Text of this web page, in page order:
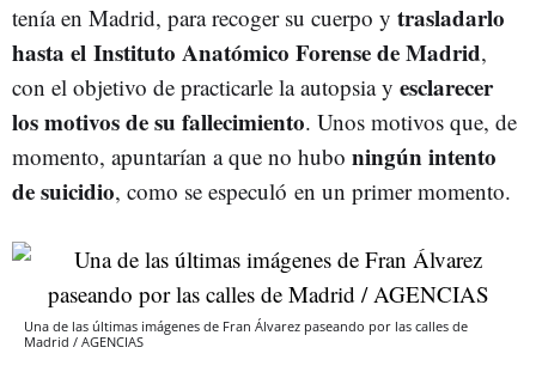
tenía en Madrid, para recoger su cuerpo y trasladarlo
hasta el Instituto Anatómico Forense de Madrid,
con el objetivo de practicarle la autopsia y esclarecer
los motivos de su fallecimiento. Unos motivos que, de
momento, apuntarían a que no hubo ningún intento
de suicidio, como se especuló en un primer momento.
Una de las últimas imágenes de Fran Álvarez paseando por las calles de
Madrid / AGENCIAS